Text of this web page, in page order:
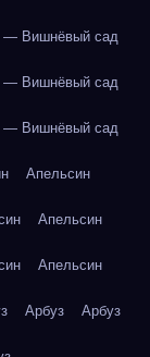
— Вишнёвый сад
— Вишнёвый сад
— Вишнёвый сад
Апельсин
Апельсин
Апельсин
Арбуз Арбуз